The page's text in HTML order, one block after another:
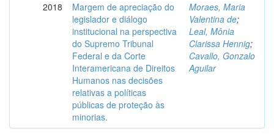
2018
Margem de apreciação do
legislador e diálogo
institucional na perspectiva
do Supremo Tribunal
Federal e da Corte
Interamericana de Direitos
Humanos nas decisões
relativas a políticas
públicas de proteção às
minorias.
Moraes, Maria
Valentina de;
Leal, Mônia
Clarissa Hennig;
Cavallo, Gonzalo
Aguilar